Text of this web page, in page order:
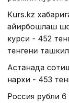
Кurs.kz
айирбошлаш
курси - 452
тенгени ташкил
Астанада
нархи - 453
Россия рубли